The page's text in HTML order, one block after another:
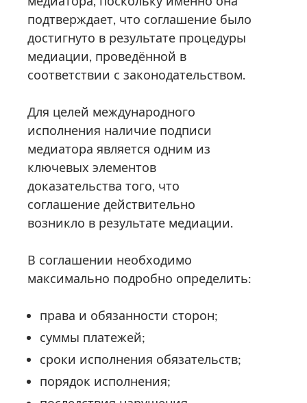
подтверждает, что соглашение было
достигнуто в результате процедуры
медиации, проведённой в
соответствии с законодательством.
Для целей международного
исполнения наличие подписи
медиатора является одним из
ключевых элементов
доказательства того, что
соглашение действительно
возникло в результате медиации.
В соглашении необходимо
максимально подробно определить:
права и обязанности сторон;
суммы платежей;
сроки исполнения обязательств;
порядок исполнения;